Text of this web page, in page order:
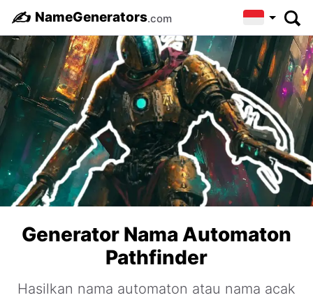
✍️ NameGenerators.com
Generator Nama Automaton
Pathfinder
Hasilkan nama automaton atau nama acak